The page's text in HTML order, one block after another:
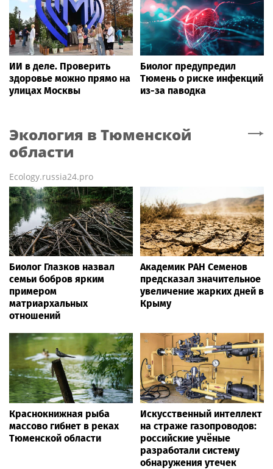
ИИ в деле. Проверить
здоровье можно прямо на
улицах Москвы
Биолог предупредил
Тюмень о риске инфекций
из-за паводка
Экология в Тюменской
области
Ecology.russia24.pro
Биолог Глазков назвал
семьи бобров ярким
примером
матриархальных
отношений
Академик РАН Семенов
предсказал значительное
увеличение жарких дней в
Крыму
Краснокнижная рыба
массово гибнет в реках
Тюменской области
Искусственный интеллект
на страже газопроводов:
российские учёные
разработали систему
обнаружения утечек